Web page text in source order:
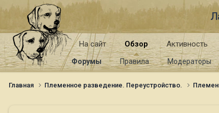
На сайт Обзор
Форумы Правила Модераторы
Активность
Главная Племенное разведение. Переустройство.